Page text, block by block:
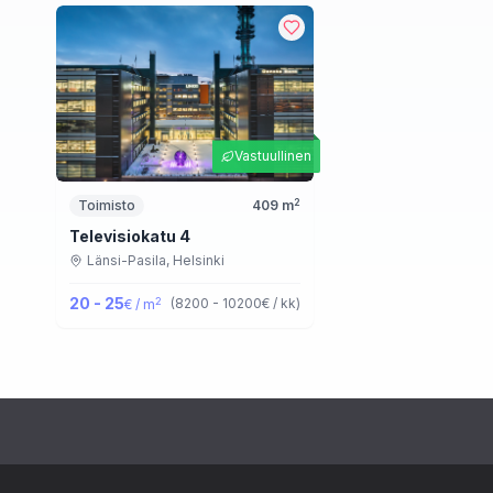
Vastuullinen
Toimisto 409 m2
Televisiokatu 4
Länsi-Pasila, Helsinki
20 - 25€ / m2 (8200 - 10200€ / kk)